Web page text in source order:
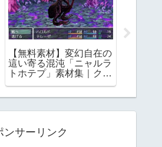
【無料素材】変幻自在の
這い寄る混沌「ニャルラ
トホテプ」素材集｜クト
ンサーリンク